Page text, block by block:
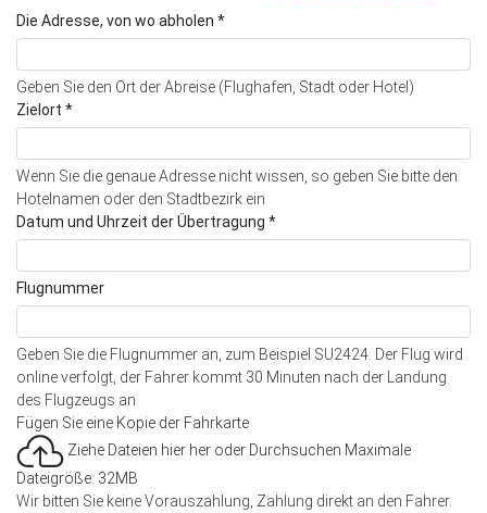
Die Adresse, von wo abholen *
Geben Sie den Ort der Abreise (Flughafen, Stadt oder Hotel)
Zielort *
Wenn Sie die genaue Adresse nicht wissen, so geben Sie bitte den
Hotelnamen oder den Stadtbezirk ein
Datum und Uhrzeit der Übertragung *
Flugnummer
Geben Sie die Flugnummer an, zum Beispiel SU2424. Der Flug wird
online verfolgt, der Fahrer kommt 30 Minuten nach der Landung
des Flugzeugs an
Fügen Sie eine Kopie der Fahrkarte
Ziehe Dateien hier her oder Durchsuchen Maximale
Dateigröße: 32MB
Wir bitten Sie keine Vorauszahlung, Zahlung direkt an den Fahrer.